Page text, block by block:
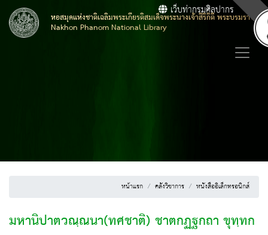
หอสมุดแห่งชาติเฉลิมพระเกียรติสมเด็จพระนางเจ้าสิริกิติ์ พระบรมราชินี
Nakhon Phanom National Library
เว็บท่ากรมศิลปากร
หน้าแรก คลังวิชาการ หนังสืออิเล็กทรอนิกส์
มหานิปาตวณฺณนา(ทศชาติ) ชาตกฏฐกถา ขุทฺทก